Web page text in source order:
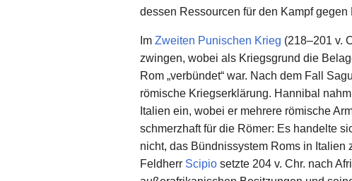
dessen Ressourcen für den Kampf
Im Zweiten Punischen Krieg (218–201 v.
zwingen, wobei als Kriegsgrund die
Rom „verbündet“ war. Nach dem Fall
römische Kriegserklärung. Hannibal
Italien ein, wobei er mehrere römische
schmerzhaft für die Römer: Es handelte
nicht, das Bündnissystem Roms in
Feldherr Scipio setzte 204 v. Chr. nach